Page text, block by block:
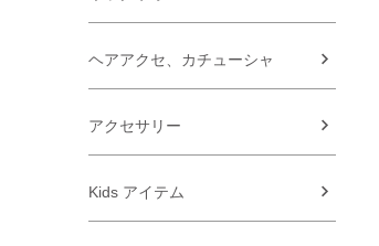
ヘアアクセ、カチューシャ
アクセサリー
Kids アイテム